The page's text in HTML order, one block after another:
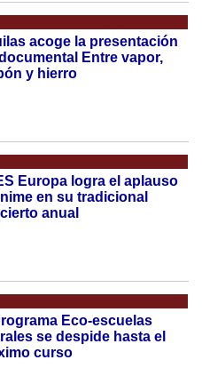
acoge la presentación
Entre vapor,
y hierro
Europa logra el aplauso
en su tradicional
anual
Eco-escuelas
se despide hasta el
curso